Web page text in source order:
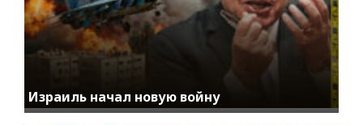
Израиль начал новую войну